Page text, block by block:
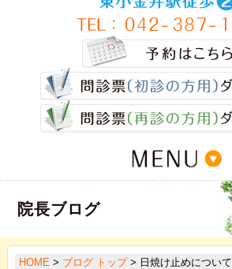
院長ブログ
HOME > ブログ トップ> 日焼け止めについて